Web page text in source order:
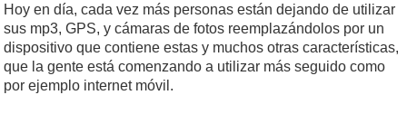
Hoy en día, cada vez más personas están dejando de utilizar
sus mp3, GPS, y cámaras de fotos reemplazándolos por un
dispositivo que contiene estas y muchos otras características,
que la gente está comenzando a utilizar más seguido como
por ejemplo internet móvil.